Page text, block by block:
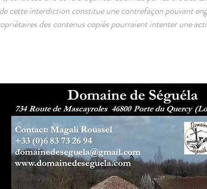
cette interdiction constitue une contrefaçon pouvant
des contenus copiés pourraient intenter une